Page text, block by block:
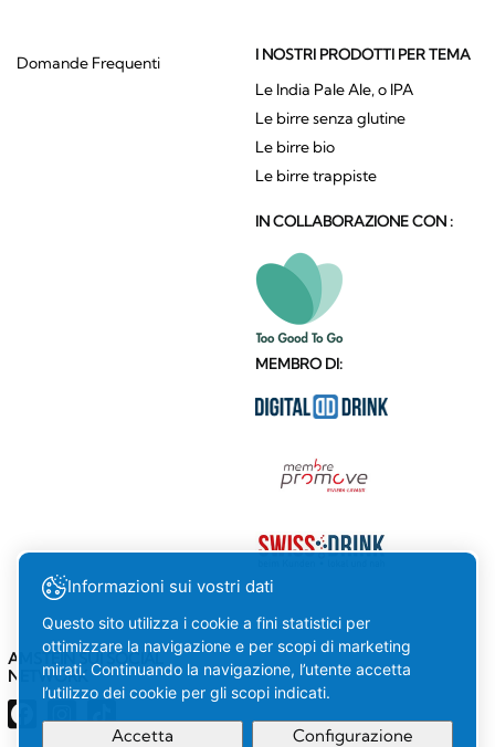
Domande Frequenti I NOSTRI PRODOTTI PER TEMA
Le India Pale Ale, o IPA
Le birre senza glutine
Le birre bio
Le birre trappiste
IN COLLABORAZIONE CON :
MEMBRO DI:
AMSTEIN SUI SOCIAL
NETWORK
Informazioni sui vostri dati
Questo sito utilizza i cookie a fini statistici per
ottimizzare la navigazione e per scopi di marketing
mirati. Continuando la navigazione, l’utente accetta
l’utilizzo dei cookie per gli scopi indicati.
Accetta Configurazione